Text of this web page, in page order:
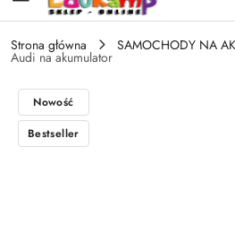
Strona główna SAMOCHODY NA
Audi na akumulator
Nowość
Bestseller